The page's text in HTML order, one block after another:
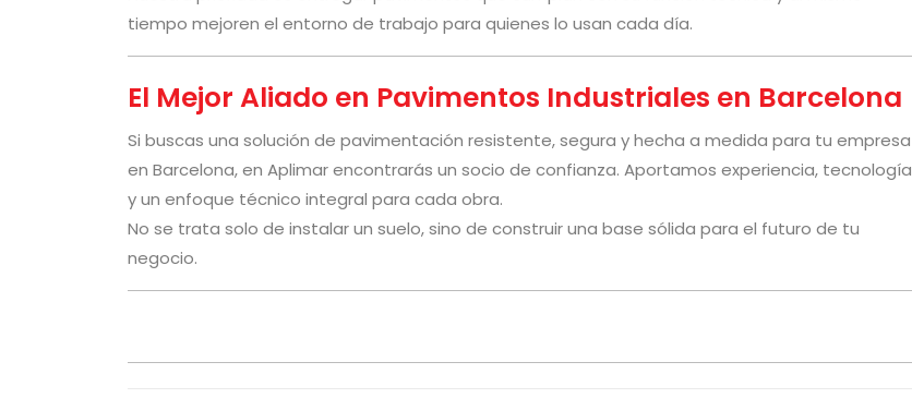
tiempo mejoren el entorno de trabajo para quienes lo usan cada día.
El Mejor Aliado en Pavimentos Industriales en Barcelona
Si buscas una solución de pavimentación resistente, segura y hecha a medida para tu empresa
en Barcelona, en Aplimar encontrarás un socio de confianza. Aportamos experiencia, tecnología
y un enfoque técnico integral para cada obra.
No se trata solo de instalar un suelo, sino de construir una base sólida para el futuro de tu
negocio.